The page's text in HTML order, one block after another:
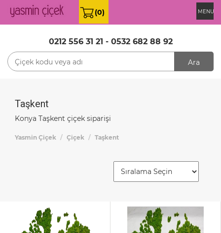
MENU
(0)
0212 556 31 21 - 0532 682 88 92
Ara
Taşkent
Konya Taşkent çiçek siparişi
Yasmin Çiçek Çiçek Taşkent